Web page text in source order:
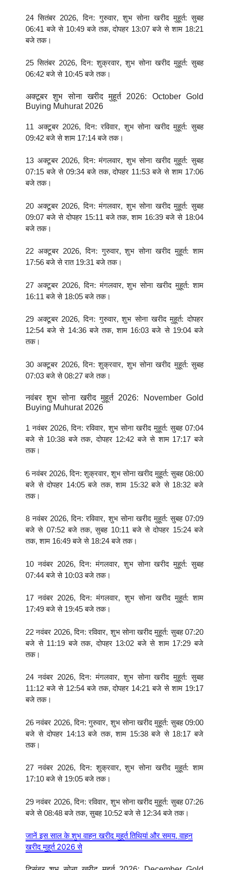
24 सितंबर 2026, दिन: गुरुवार, शुभ सोना खरीद मुहूर्त: सुबह
06:41 बजे से 10:49 बजे तक, दोपहर 13:07 बजे से शाम 18:21
बजे तक।
25 सितंबर 2026, दिन: शुक्रवार, शुभ सोना खरीद मुहूर्त: सुबह
06:42 बजे से 10:45 बजे तक।
अक्टूबर शुभ सोना खरीद मुहूर्त 2026: October Gold
Buying Muhurat 2026
11 अक्टूबर 2026, दिन: रविवार, शुभ सोना खरीद मुहूर्त: सुबह
09:42 बजे से शाम 17:14 बजे तक।
13 अक्टूबर 2026, दिन: मंगलवार, शुभ सोना खरीद मुहूर्त: सुबह
07:15 बजे से 09:34 बजे तक, दोपहर 11:53 बजे से शाम 17:06
बजे तक।
20 अक्टूबर 2026, दिन: मंगलवार, शुभ सोना खरीद मुहूर्त: सुबह
09:07 बजे से दोपहर 15:11 बजे तक, शाम 16:39 बजे से 18:04
बजे तक।
22 अक्टूबर 2026, दिन: गुरुवार, शुभ सोना खरीद मुहूर्त: शाम
17:56 बजे से रात 19:31 बजे तक।
27 अक्टूबर 2026, दिन: मंगलवार, शुभ सोना खरीद मुहूर्त: शाम
16:11 बजे से 18:05 बजे तक।
29 अक्टूबर 2026, दिन: गुरुवार, शुभ सोना खरीद मुहूर्त: दोपहर
12:54 बजे से 14:36 बजे तक, शाम 16:03 बजे से 19:04 बजे
तक।
30 अक्टूबर 2026, दिन: शुक्रवार, शुभ सोना खरीद मुहूर्त: सुबह
07:03 बजे से 08:27 बजे तक।
नवंबर शुभ सोना खरीद मुहूर्त 2026: November Gold
Buying Muhurat 2026
1 नवंबर 2026, दिन: रविवार, शुभ सोना खरीद मुहूर्त: सुबह 07:04
बजे से 10:38 बजे तक, दोपहर 12:42 बजे से शाम 17:17 बजे
तक।
6 नवंबर 2026, दिन: शुक्रवार, शुभ सोना खरीद मुहूर्त: सुबह 08:00
बजे से दोपहर 14:05 बजे तक, शाम 15:32 बजे से 18:32 बजे
तक।
8 नवंबर 2026, दिन: रविवार, शुभ सोना खरीद मुहूर्त: सुबह 07:09
बजे से 07:52 बजे तक, सुबह 10:11 बजे से दोपहर 15:24 बजे
तक, शाम 16:49 बजे से 18:24 बजे तक।
10 नवंबर 2026, दिन: मंगलवार, शुभ सोना खरीद मुहूर्त: सुबह
07:44 बजे से 10:03 बजे तक।
17 नवंबर 2026, दिन: मंगलवार, शुभ सोना खरीद मुहूर्त: शाम
17:49 बजे से 19:45 बजे तक।
22 नवंबर 2026, दिन: रविवार, शुभ सोना खरीद मुहूर्त: सुबह 07:20
बजे से 11:19 बजे तक, दोपहर 13:02 बजे से शाम 17:29 बजे
तक।
24 नवंबर 2026, दिन: मंगलवार, शुभ सोना खरीद मुहूर्त: सुबह
11:12 बजे से 12:54 बजे तक, दोपहर 14:21 बजे से शाम 19:17
बजे तक।
26 नवंबर 2026, दिन: गुरुवार, शुभ सोना खरीद मुहूर्त: सुबह 09:00
बजे से दोपहर 14:13 बजे तक, शाम 15:38 बजे से 18:17 बजे
तक।
27 नवंबर 2026, दिन: शुक्रवार, शुभ सोना खरीद मुहूर्त: शाम
17:10 बजे से 19:05 बजे तक।
29 नवंबर 2026, दिन: रविवार, शुभ सोना खरीद मुहूर्त: सुबह 07:26
बजे से 08:48 बजे तक, सुबह 10:52 बजे से 12:34 बजे तक।
जानें इस साल के शुभ वाहन खरीद मुहूर्त तिथियां और समय, वाहन
खरीद मुहूर्त 2026 से